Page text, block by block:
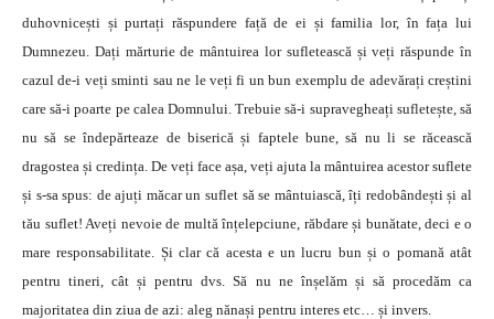
duhovnicești și purtați răspundere față de ei și familia lor, în fața lui
Dumnezeu. Dați mărturie de mântuirea lor sufletească și veți răspunde în
cazul de-i veți sminti sau ne le veți fi un bun exemplu de adevărați creștini
care să-i poarte pe calea Domnului. Trebuie să-i supravegheați sufletește, să
nu să se îndepărteaze de biserică și faptele bune, să nu li se răcească
dragostea și credința. De veți face așa, veți ajuta la mântuirea acestor suflete
și s-sa spus: de ajuți măcar un suflet să se mântuiască, îți redobândești și al
tău suflet! Aveți nevoie de multă înțelepciune, răbdare și bunătate, deci e o
mare responsabilitate. Și clar că acesta e un lucru bun și o pomană atât
pentru tineri, cât și pentru dvs. Să nu ne înșelăm și să procedăm ca
majoritatea din ziua de azi: aleg nănași pentru interes etc… și invers.